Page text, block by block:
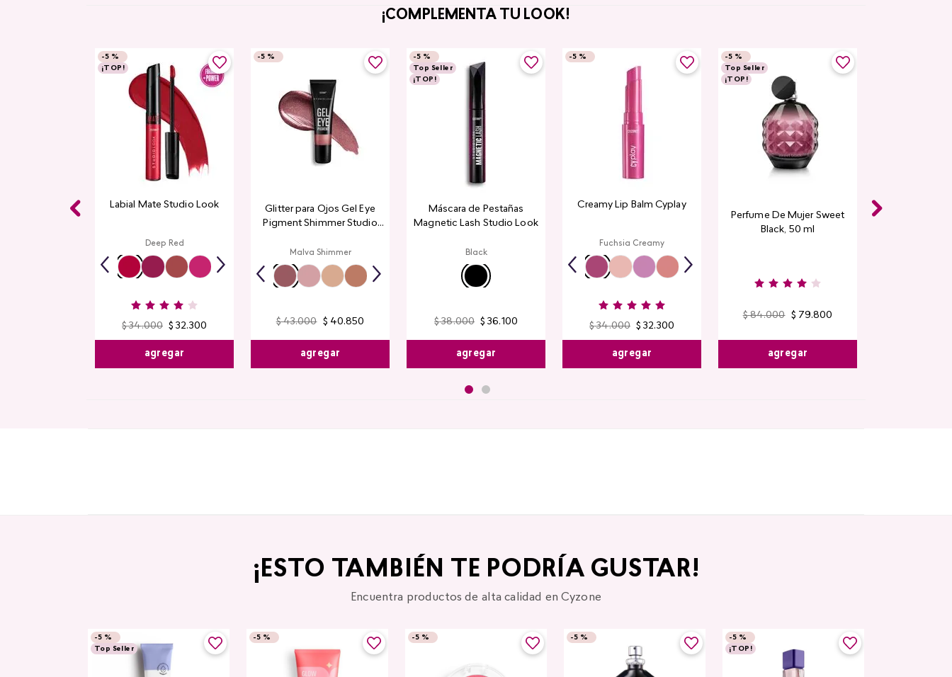
¡COMPLEMENTA TU LOOK!
-5 %
¡TOP!
Labial Mate Studio Look
Deep Red
$ 34.000 $ 32.300
agregar
-5 %
Glitter para Ojos Gel Eye
Pigment Shimmer Studio
Malva Shimmer
$ 43.000 $ 40.850
agregar
-5 %
Top Seller
¡TOP!
Máscara de Pestañas
Magnetic Lash Studio Look
Black
$ 38.000 $ 36.100
agregar
-5 %
Creamy Lip Balm Cyplay
Fuchsia Creamy
$ 34.000 $ 32.300
agregar
-5 %
Top Seller
¡TOP!
Perfume De Mujer Sweet
Black, 50 ml
$ 84.000 $ 79.800
agregar
¡ESTO TAMBIÉN TE PODRÍA GUSTAR!
Encuentra productos de alta calidad en Cyzone
-5 %
Top Seller
-5 % -5 % -5 % -5 %
¡TOP!